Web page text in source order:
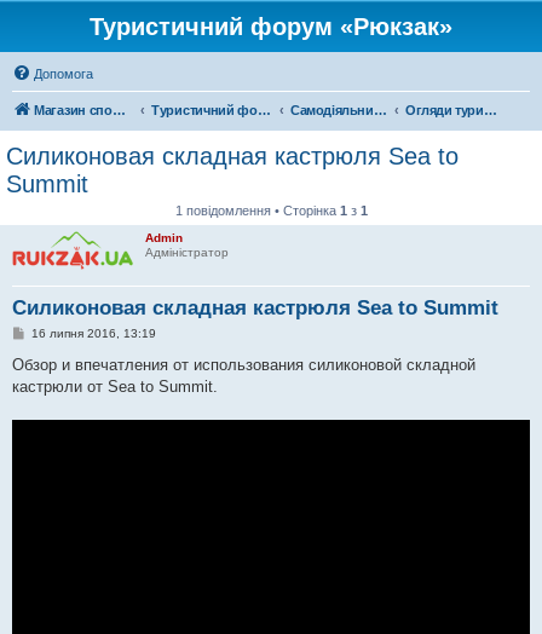
Туристичний форум «Рюкзак»
Допомога
Магазин спорядження Туристичний форум «Рюкзак» Самодіяльний туризм Огляди туристичного спорядження
Силиконовая складная кастрюля Sea to
Summit
1 повідомлення • Сторінка 1 з 1
Admin
Адміністратор
Силиконовая складная кастрюля Sea to Summit
П
в
д
м
16 липня 2016, 13:19
Обзор и впечатления от использования силиконовой складной
кастрюли от Sea to Summit.